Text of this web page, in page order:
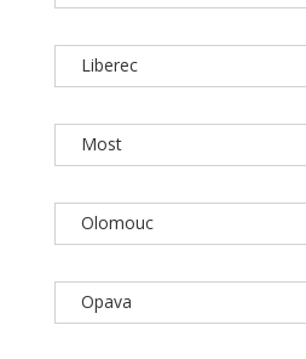
Liberec
Most
Olomouc
Opava